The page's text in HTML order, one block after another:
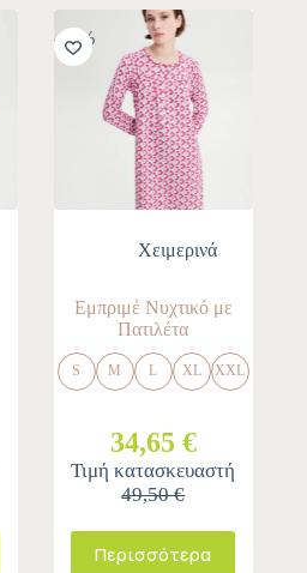
-30%
Χειμερινά
Εμπριμέ Νυχτικό με
Πατιλέτα
S M L XL XXL
34,65 €
Τιμή κατασκευαστή
49,50 €
Περισσότερα